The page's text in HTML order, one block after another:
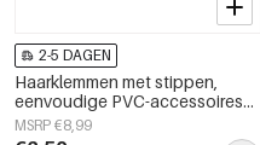
2-5 DAGEN
Haarklemmen met stippen,
eenvoudige PVC-accessoires
voor dagelijks gebruik
MSRP €8,99